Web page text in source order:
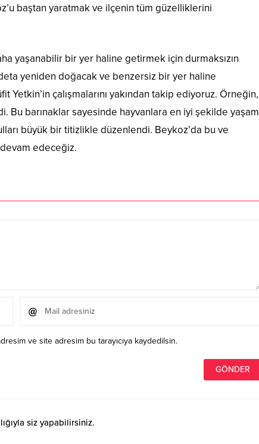
baştan yaratmak ve ilçenin tüm güzelliklerini
yaşanabilir bir yer haline getirmek için durmaksızın
yeniden doğacak ve benzersiz bir yer haline
çalışmalarını yakından takip ediyoruz. Örneğin,
Bu barınaklar sayesinde hayvanlara en iyi şekilde yaşam
büyük bir titizlikle düzenlendi. Beykoz’da bu ve
edeceğiz.
ve site adresim bu tarayıcıya kaydedilsin.
siz yapabilirsiniz.